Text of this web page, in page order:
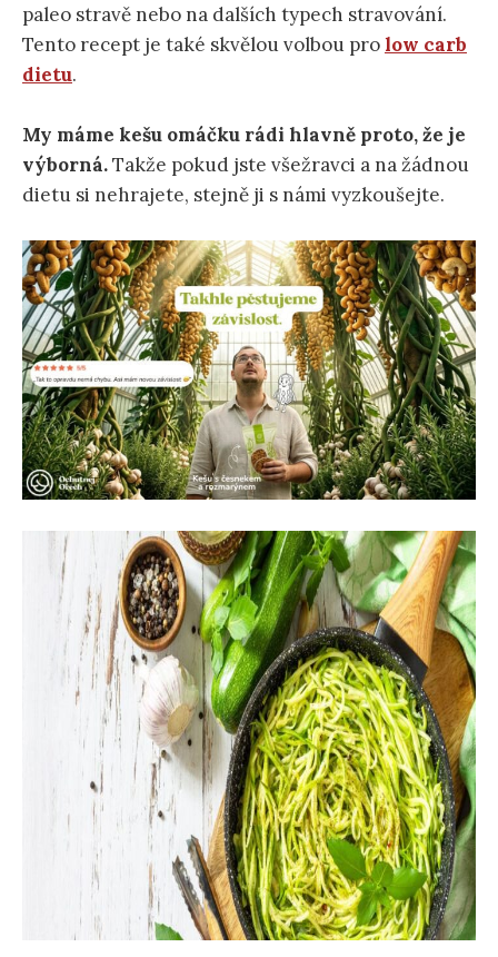
paleo stravě nebo na dalších typech stravování.
Tento recept je také skvělou volbou prolow carb
dietu.
My máme kešu omáčku rádi hlavně proto, že je
výborná.Takže pokud jste všežravci a na žádnou
dietu si nehrajete, stejně ji s námi vyzkoušejte.